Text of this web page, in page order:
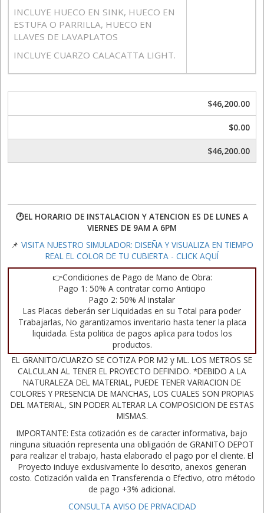
INCLUYE HUECO EN SINK, HUECO EN
ESTUFA O PARRILLA, HUECO EN
LLAVES DE LAVAPLATOS
INCLUYE CUARZO CALACATTA LIGHT.
$46,200.00
$0.00
$46,200.00
🕐EL HORARIO DE INSTALACION Y ATENCION ES DE LUNES A
VIERNES DE 9AM A 6PM
📌 VISITA NUESTRO SIMULADOR: DISEÑA Y VISUALIZA EN TIEMPO
REAL EL COLOR DE TU CUBIERTA - CLICK AQUÍ
👉Condiciones de Pago de Mano de Obra:
Pago 1: 50% A contratar como Anticipo
Pago 2: 50% Al instalar
Las Placas deberán ser Liquidadas en su Total para poder
Trabajarlas, No garantizamos inventario hasta tener la placa
liquidada. Esta politica de pagos aplica para todos los
productos.
EL GRANITO/CUARZO SE COTIZA POR M2 y ML. LOS METROS SE
CALCULAN AL TENER EL PROYECTO DEFINIDO. *DEBIDO A LA
NATURALEZA DEL MATERIAL, PUEDE TENER VARIACION DE
COLORES Y PRESENCIA DE MANCHAS, LOS CUALES SON PROPIAS
DEL MATERIAL, SIN PODER ALTERAR LA COMPOSICION DE ESTAS
MISMAS.
IMPORTANTE: Esta cotización es de caracter informativa, bajo
ninguna situación representa una obligación de GRANITO DEPOT
para realizar el trabajo, hasta elaborado el pago por el cliente. El
Proyecto incluye exclusivamente lo descrito, anexos generan
costo. Cotización valida en Transferencia o Efectivo, otro método
de pago +3% adicional.
CONSULTA AVISO DE PRIVACIDAD